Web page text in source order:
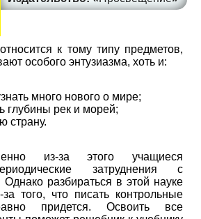
относится к тому типу предметов,
особого энтузиазма, хоть и:
много нового о мире;
глубины рек и морей;
страну.
из-за этого учащиеся
затруднения с
разбираться в этой науке
того, что писать контрольные
придется. Освоить все